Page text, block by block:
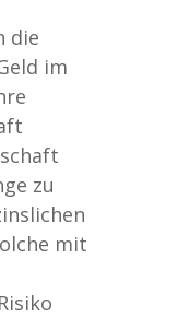
die
im
zu
mit